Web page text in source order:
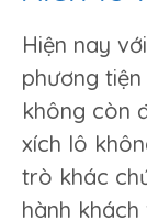
Hiện nay
phương
không còn
xích lô
trò khác
hành